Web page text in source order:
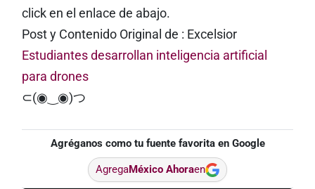
click en el enlace de abajo.
Post y Contenido Original de : Excelsior
Estudiantes desarrollan inteligencia artificial
para drones
⊂(◉‿◉)つ
Agréganos como tu fuente favorita en Google
AgregaMéxico Ahoraen